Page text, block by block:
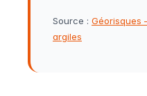
Source : Géorisques
argiles